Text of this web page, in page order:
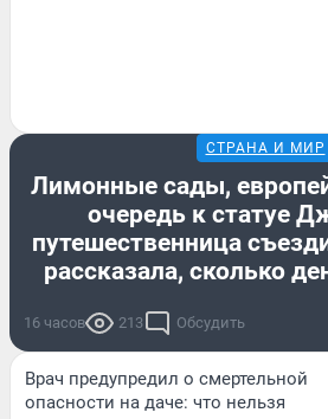
СТРАНА И МИР
Лимонные сады,
очередь к статуе
путешественница
рассказала, сколько
16 часов 213 Обсудить
Врач предупредил о смертельной
опасности на даче: что нельзя